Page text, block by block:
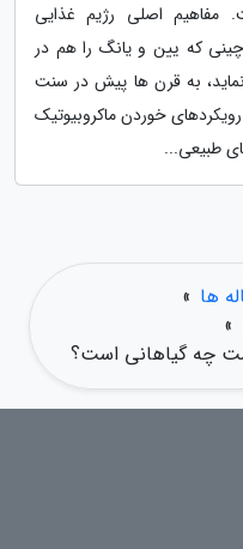
مفاهیم اصلی رژیم غذایی
که یین و یانگ را هم در
به قرن ها پیش در سنت
خوردن ماکروبیوتیک
طبیعی...
ها »
»
چه گیاهانی است؟